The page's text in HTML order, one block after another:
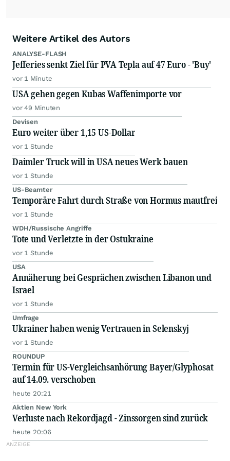
Weitere Artikel des Autors
ANALYSE-FLASH
Jefferies senkt Ziel für PVA Tepla auf 47 Euro - 'Buy'
vor 1 Minute
USA gehen gegen Kubas Waffenimporte vor
vor 49 Minuten
Devisen
Euro weiter über 1,15 US-Dollar
vor 1 Stunde
Daimler Truck will in USA neues Werk bauen
vor 1 Stunde
US-Beamter
Temporäre Fahrt durch Straße von Hormus mautfrei
vor 1 Stunde
WDH/Russische Angriffe
Tote und Verletzte in der Ostukraine
vor 1 Stunde
USA
Annäherung bei Gesprächen zwischen Libanon und
Israel
vor 1 Stunde
Umfrage
Ukrainer haben wenig Vertrauen in Selenskyj
vor 1 Stunde
ROUNDUP
Termin für US-Vergleichsanhörung Bayer/Glyphosat
auf 14.09. verschoben
heute 20:21
Aktien New York
Verluste nach Rekordjagd - Zinssorgen sind zurück
heute 20:06